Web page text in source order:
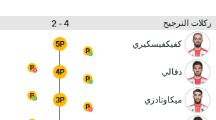
ركلات الترجيح 4 - 2
كفيكفيسكيري 5P
دفالي 4P
ميكاوتادزي 3P